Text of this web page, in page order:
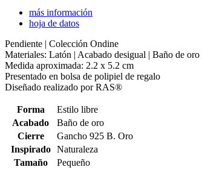
más información
hoja de datos
Pendiente | Colección Ondine
Materiales: Latón | Acabado desigual | Baño de
Medida aproximada: 2.2 x 5.2 cm
Presentado en bolsa de polipiel de regalo
Diseñado realizado por RAS®
Forma
Estilo libre
Acabado
Baño de oro
Cierre
Gancho 925 B. Oro
Inspirado
Naturaleza
Tamaño
Pequeño